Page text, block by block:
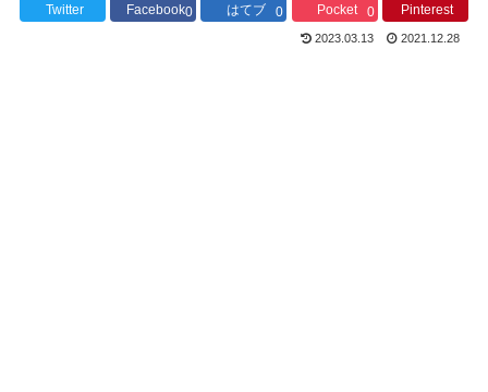
Twitter Facebook0 はてブ 0 Pocket 0 Pinterest
2023.03.13 2021.12.28